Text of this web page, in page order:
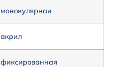
монокулярная
акрил
фиксированная